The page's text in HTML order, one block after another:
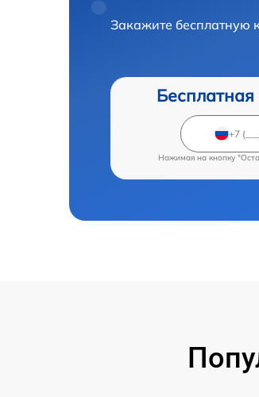
Закажите бесплатную
Бесплатная
Нажимая на кнопку